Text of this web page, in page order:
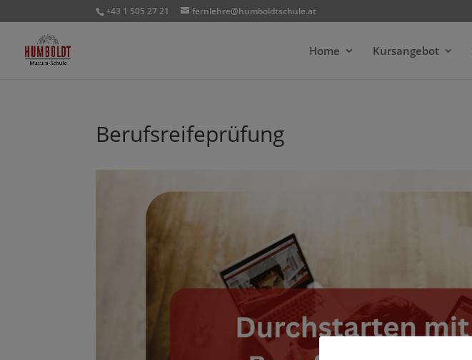
+43 1 505 27 21 fernlehre@humboldtschule.at
Home Kursangebot
Berufsreifeprüfung